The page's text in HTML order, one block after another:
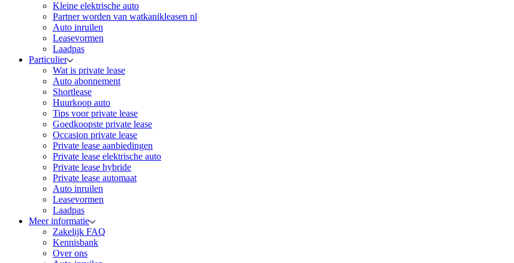
Kleine elektrische auto
Partner worden van watkanikleasen nl
Auto inruilen
Leasevormen
Laadpas
Particulier
Wat is private lease
Auto abonnement
Shortlease
Huurkoop auto
Tips voor private lease
Goedkoopste private lease
Occasion private lease
Private lease aanbiedingen
Private lease elektrische auto
Private lease hybride
Private lease automaat
Auto inruilen
Leasevormen
Laadpas
Meer informatie
Zakelijk FAQ
Kennisbank
Over ons